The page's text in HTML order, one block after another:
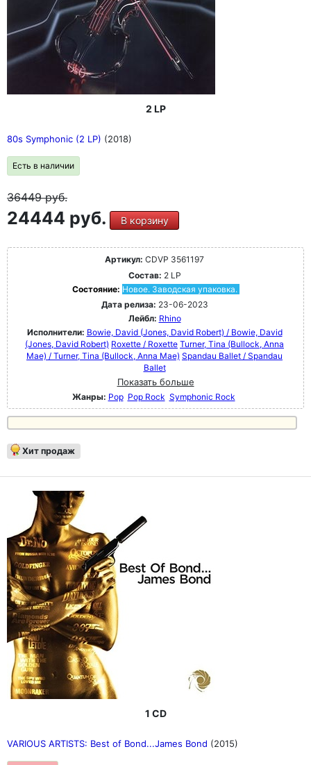
2 LP
80s Symphonic (2 LP) (2018)
Есть в наличии
36449руб.
24444 руб. В корзину
Артикул: CDVP 3561197
Состав: 2 LP
Состояние: Новое. Заводская упаковка.
Дата релиза: 23-06-2023
Лейбл: Rhino
Исполнители: Bowie, David (Jones, David Robert) / Bowie, David
(Jones, David Robert) Roxette / Roxette Turner, Tina (Bullock, Anna
Mae) / Turner, Tina (Bullock, Anna Mae) Spandau Ballet / Spandau
Ballet
Показать больше
Жанры: Pop Pop Rock Symphonic Rock
Хит продаж
1 CD
VARIOUS ARTISTS: Best of Bond...James Bond (2015)